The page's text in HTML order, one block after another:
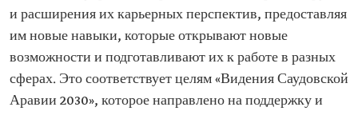
и расширения их карьерных перспектив, предоставляя
им новые навыки, которые открывают новые
возможности и подготавливают их к работе в разных
сферах. Это соответствует целям «Видения Саудовской
Аравии 2030», которое направлено на поддержку и